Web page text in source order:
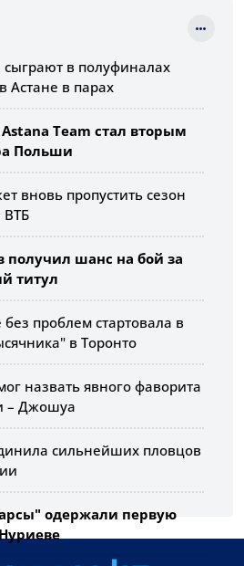
сыграют в полуфиналах
Астане в парах
Team стал вторым
Польши
вновь пропустить сезон
ВТБ
получил шанс на бой за
титул
проблем стартовала в
в Торонто
назвать явного фаворита
– Джошуа
сильнейших пловцов
одержали первую